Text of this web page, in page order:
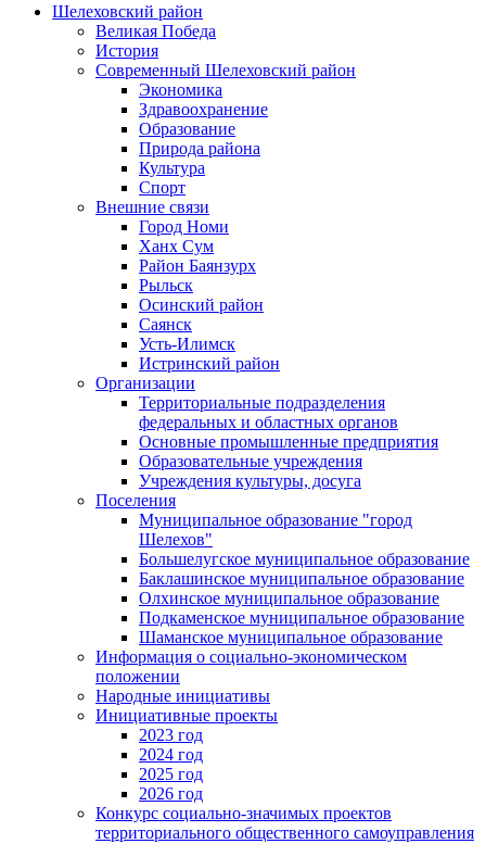
Шелеховский район
Великая Победа
История
Современный Шелеховский район
Экономика
Здравоохранение
Образование
Природа района
Культура
Спорт
Внешние связи
Город Номи
Ханх Сум
Район Баянзурх
Рыльск
Осинский район
Саянск
Усть-Илимск
Истринский район
Организации
Территориальные подразделения
федеральных и областных органов
Основные промышленные предприятия
Образовательные учреждения
Учреждения культуры, досуга
Поселения
Муниципальное образование "город
Шелехов"
Большелугское муниципальное образование
Баклашинское муниципальное образование
Олхинское муниципальное образование
Подкаменское муниципальное образование
Шаманское муниципальное образование
Информация о социально-экономическом
положении
Народные инициативы
Инициативные проекты
2023 год
2024 год
2025 год
2026 год
Конкурс социально-значимых проектов
территориального общественного самоуправления